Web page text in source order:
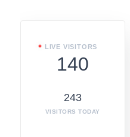
LIVE VISITORS
140
243
VISITORS TODAY